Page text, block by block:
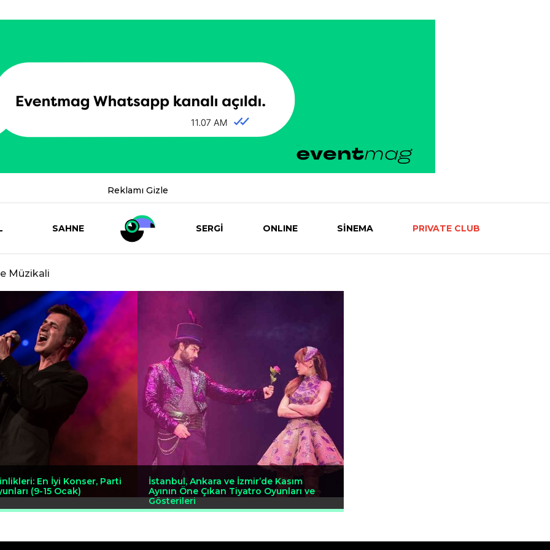
Reklamı Gizle
SAHNE SERGİ ONLINE SİNEMA PRIVATE CLUB
Müzikali
En İyi Konser, Parti
(9-15 Ocak)
İstanbul, Ankara ve İzmir’de Kasım
Ayının Öne Çıkan Tiyatro Oyunları ve
Gösterileri